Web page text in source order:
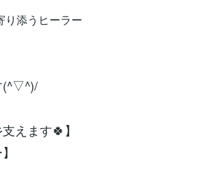
添うヒーラー
(^▽^)/
えます🍀】